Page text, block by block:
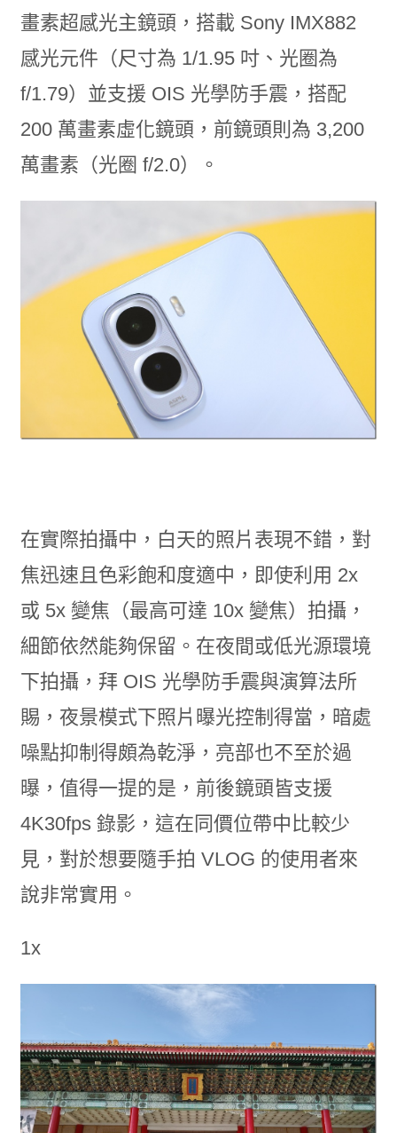
畫素超感光主鏡頭，搭載 Sony IMX882
感光元件（尺寸為 1/1.95 吋、光圈為
f/1.79）並支援 OIS 光學防手震，搭配
200 萬畫素虛化鏡頭，前鏡頭則為 3,200
萬畫素（光圈 f/2.0）。
在實際拍攝中，白天的照片表現不錯，對
焦迅速且色彩飽和度適中，即使利用 2x
或 5x 變焦（最高可達 10x 變焦）拍攝，
細節依然能夠保留。在夜間或低光源環境
下拍攝，拜 OIS 光學防手震與演算法所
賜，夜景模式下照片曝光控制得當，暗處
噪點抑制得頗為乾淨，亮部也不至於過
曝，值得一提的是，前後鏡頭皆支援
4K30fps 錄影，這在同價位帶中比較少
見，對於想要隨手拍 VLOG 的使用者來
說非常實用。
1x